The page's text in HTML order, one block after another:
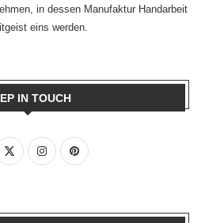
in dessen Manufaktur Handarbeit
eins werden.
IN TOUCH